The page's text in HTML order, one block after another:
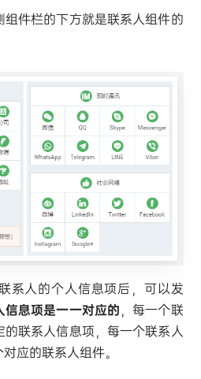
件栏的下方就是联系人组件的
系人的个人信息项后，可以发
息项是一一对应的，每一个联
联系人信息项，每一个联系人
应的联系人组件。